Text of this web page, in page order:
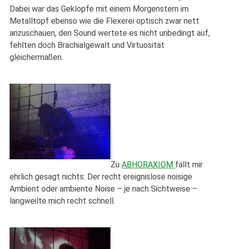
Dabei war das Geklopfe mit einem Morgenstern im
Metalltopf ebenso wie die Flexerei optisch zwar nett
anzuschauen, den Sound wertete es nicht unbedingt auf,
fehlten doch Brachialgewalt und Virtuosität
gleichermaßen.
ZuABHORAXIOM fällt mir
ehrlich gesagt nichts: Der recht ereignislose noisige
Ambient oder ambiente Noise – je nach Sichtweise –
langweilte mich recht schnell.